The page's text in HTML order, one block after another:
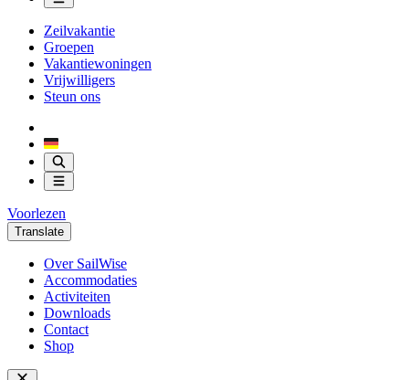
Zeilvakantie
Groepen
Vakantiewoningen
Vrijwilligers
Steun ons
Voorlezen
Translate
Over SailWise
Accommodaties
Activiteiten
Downloads
Contact
Shop